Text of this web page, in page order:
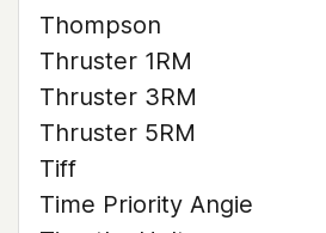
Thompson
Thruster 1RM
Thruster 3RM
Thruster 5RM
Tiff
Time Priority Angie